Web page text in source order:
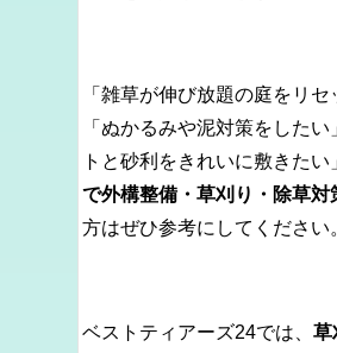
「雑草が伸び放題の庭をリセ
「ぬかるみや泥対策をした
トと砂利をきれいに敷きたい
で外構整備・草刈り・除草対
方はぜひ参考にしてください
ベストティアーズ24では、 草